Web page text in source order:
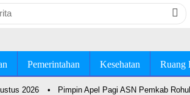
Pemerintahan Kesehatan Ruang
2026 • Pimpin Apel Pagi ASN Pemkab